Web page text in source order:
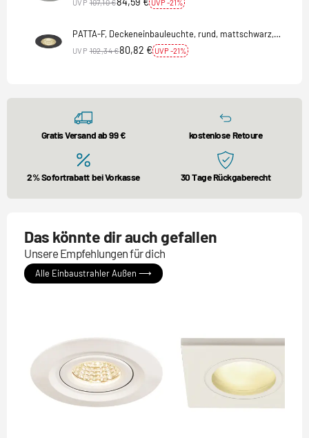
UVP -21%
UVP 107,10 €
PATTA-F, Deckeneinbauleuchte, rund, mattschwarz,
9W 38°, 3000K, inkl. Treiber
80,82 € UVP -21%
UVP 102,34 €
Gratis Versand ab 99 € kostenlose Retoure
2% Sofortrabatt bei Vorkasse 30 Tage Rückgaberecht
Das könnte dir auch gefallen
Unsere Empfehlungen für dich
Alle Einbaustrahler Außen ⟶